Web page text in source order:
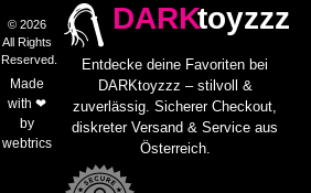
DARKtoyzzz
Entdecke deine Favoriten bei
DARKtoyzzz – stilvoll &
zuverlässig. Sicherer Checkout,
diskreter Versand & Service aus
Österreich.
© 2026
All Rights
Reserved.
Made
with ❤
by
webtrics